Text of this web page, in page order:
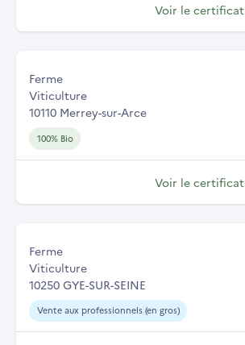
Voir le certificat
Ferme
Viticulture
10110 Merrey-sur-Arce
100% Bio
Voir le certificat
Ferme
Viticulture
10250 GYE-SUR-SEINE
Vente aux professionnels (en gros)